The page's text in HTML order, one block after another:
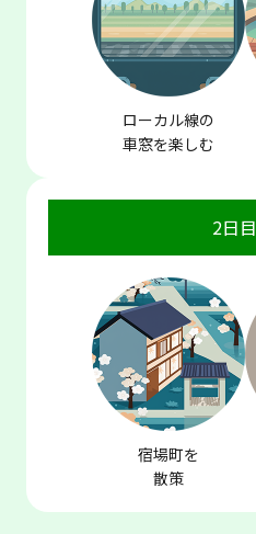
ローカル線の
車窓を楽しむ
2日目
宿場町を
散策